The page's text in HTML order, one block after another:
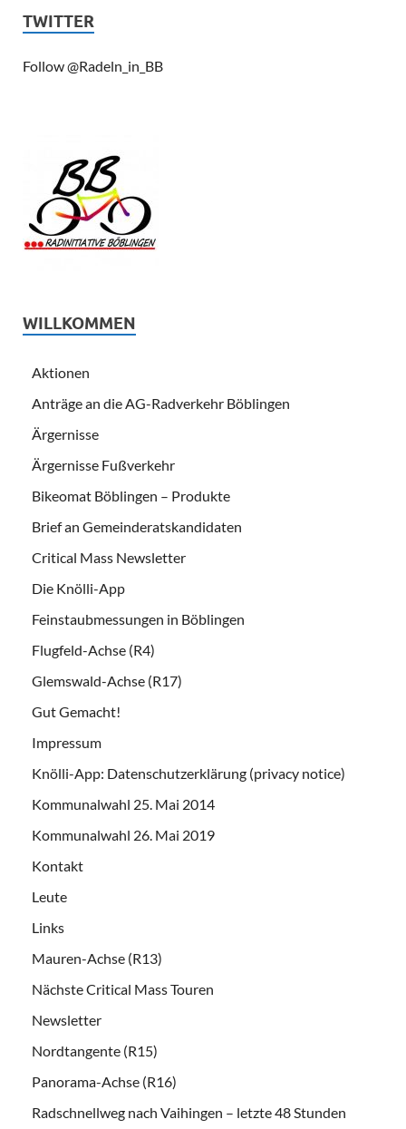
TWITTER
Follow @Radeln_in_BB
WILLKOMMEN
Aktionen
Anträge an die AG-Radverkehr Böblingen
Ärgernisse
Ärgernisse Fußverkehr
Bikeomat Böblingen – Produkte
Brief an Gemeinderatskandidaten
Critical Mass Newsletter
Die Knölli-App
Feinstaubmessungen in Böblingen
Flugfeld-Achse (R4)
Glemswald-Achse (R17)
Gut Gemacht!
Impressum
Knölli-App: Datenschutzerklärung (privacy notice)
Kommunalwahl 25. Mai 2014
Kommunalwahl 26. Mai 2019
Kontakt
Leute
Links
Mauren-Achse (R13)
Nächste Critical Mass Touren
Newsletter
Nordtangente (R15)
Panorama-Achse (R16)
Radschnellweg nach Vaihingen – letzte 48 Stunden